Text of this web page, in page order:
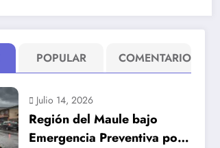
POPULAR COMENTARIO
Julio 14, 2026
Región del Maule bajo
Emergencia Preventiva por